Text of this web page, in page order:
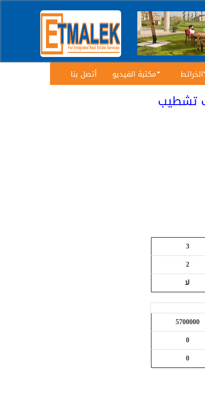
الخرائط مكتبة الفيديو أتصل بنا
3
2
لا
5700000
0
0